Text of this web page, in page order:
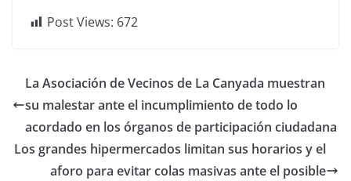
Post Views: 672
La Asociación de Vecinos de La Canyada muestran
su malestar ante el incumplimiento de todo lo
acordado en los órganos de participación ciudadana
Los grandes hipermercados limitan sus horarios y el
aforo para evitar colas masivas ante el posible